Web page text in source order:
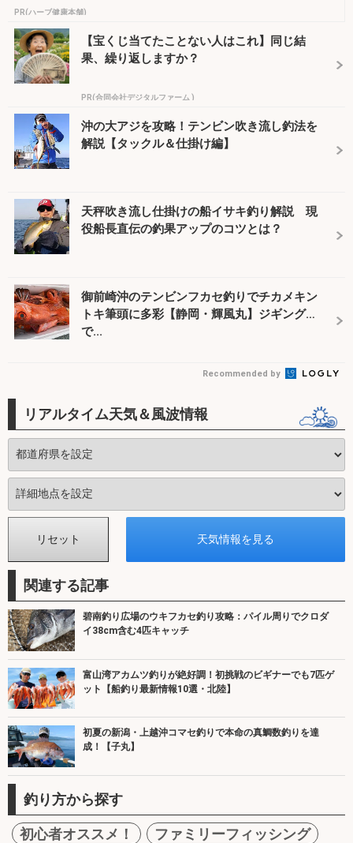
PR(ハーブ健康本舗)
【宝くじ当てたことない人はこれ】同じ結
果、繰り返しますか？
PR(合同会社デジタルファーム )
沖の大アジを攻略！テンビン吹き流し釣法を
解説【タックル＆仕掛け編】
天秤吹き流し仕掛けの船イサキ釣り解説 現
役船長直伝の釣果アップのコツとは？
御前崎沖のテンビンフカセ釣りでチカメキン
トキ筆頭に多彩【静岡・輝風丸】ジギング
で...
Recommended by
リアルタイム天気＆風波情報
関連する記事
碧南釣り広場のウキフカセ釣り攻略：パイル周りでクロダ
イ38cm含む4匹キャッチ
富山湾アカムツ釣りが絶好調！初挑戦のビギナーでも7匹ゲ
ット【船釣り最新情報10選・北陸】
初夏の新潟・上越沖コマセ釣りで本命の真鯛数釣りを達
成！【子丸】
釣り方から探す
初心者オススメ！
ファミリーフィッシング